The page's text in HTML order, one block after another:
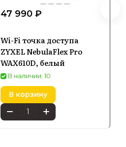
47 990 ₽
Wi-Fi точка доступа
ZYXEL NebulaFlex Pro
WAX610D, белый
В наличии: 10
В корзину